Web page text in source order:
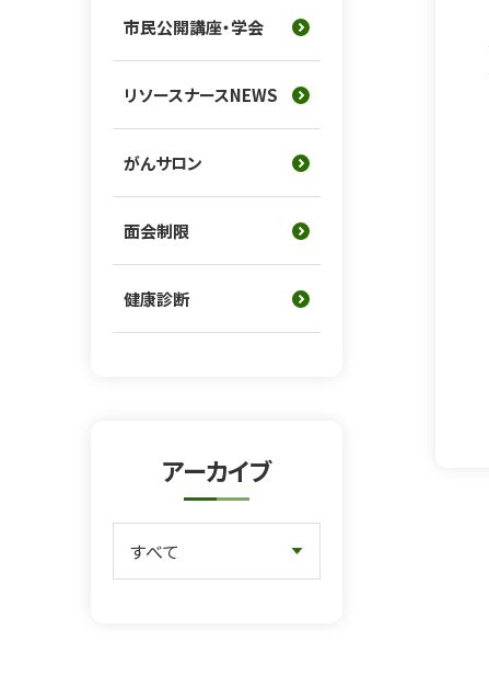
市民公開講座・学会
リソースナースNEWS
がんサロン
面会制限
健康診断
アーカイブ